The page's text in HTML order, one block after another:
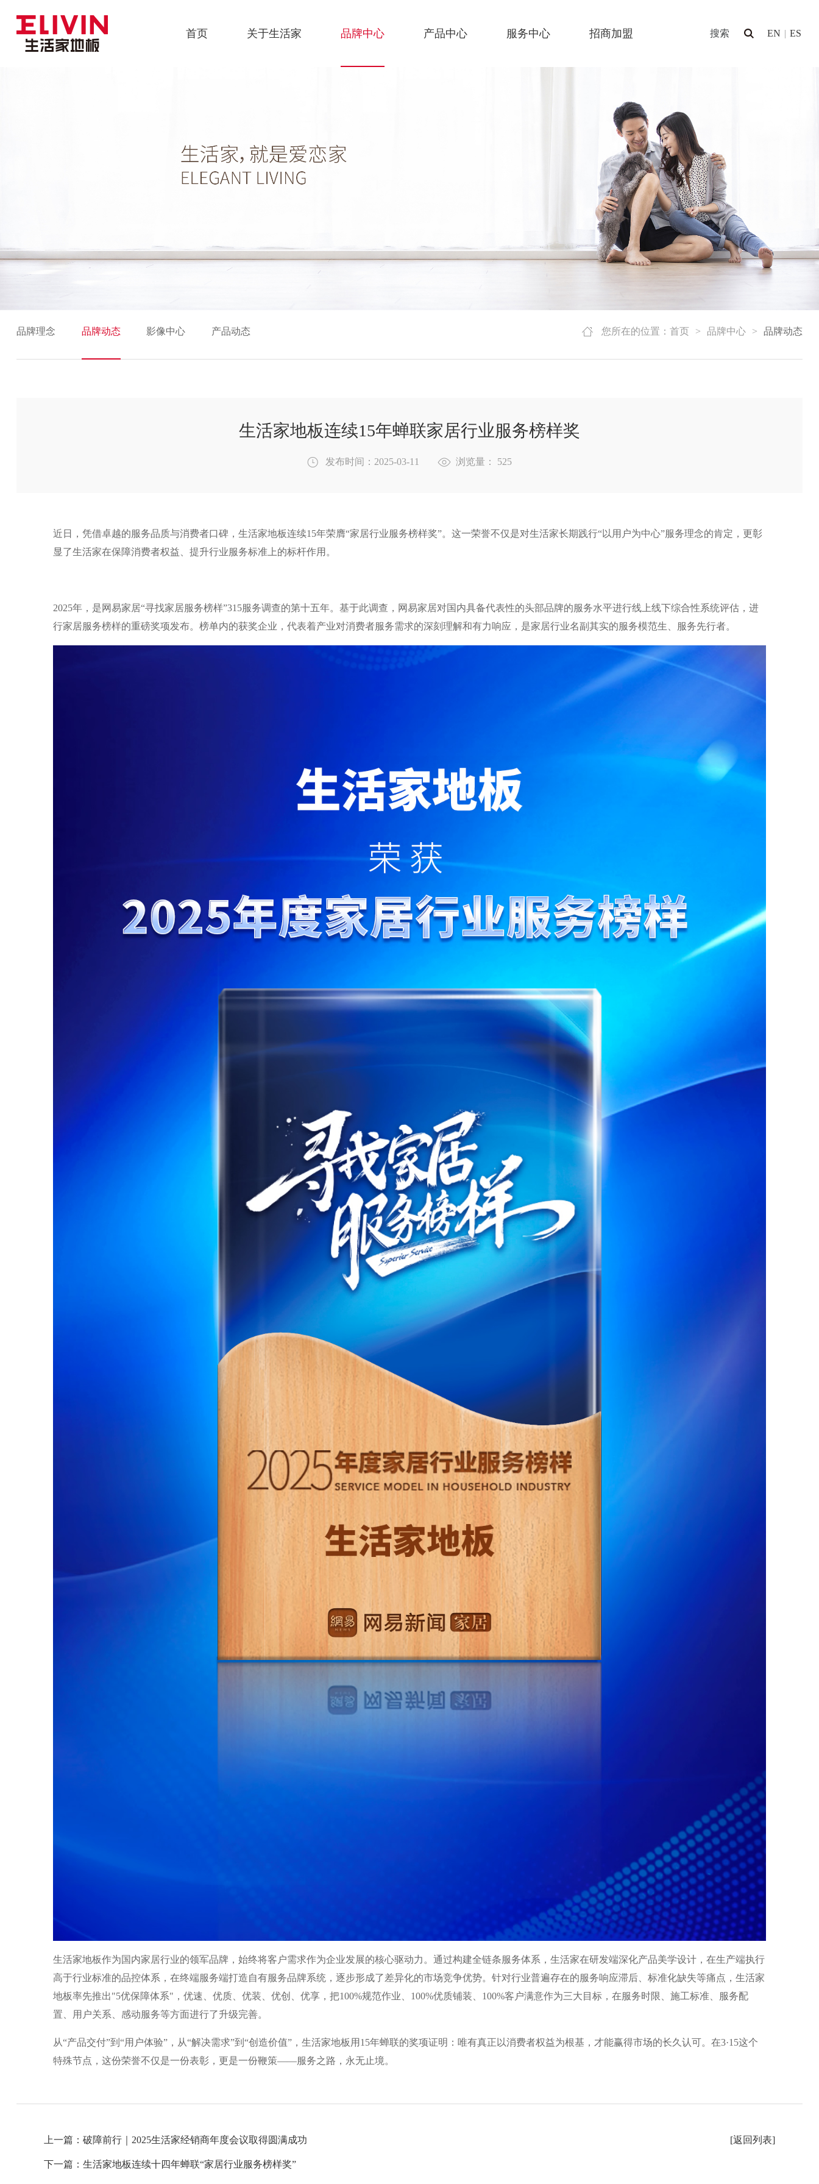
EN | ES
首页 关于生活家 品牌中心 产品中心 服务中心 招商加盟
您所在的位置：首页 > 品牌中心 > 品牌动态
品牌理念 品牌动态 影像中心 产品动态
生活家地板连续15年蝉联家居行业服务榜样奖
发布时间：2025-03-11 浏览量： 525
近日，凭借卓越的服务品质与消费者口碑，生活家地板连续15年荣膺“家居行业服务榜样奖”。这一荣誉不仅是对生活家长期践行“以用户为中心”服务理念的肯定，更彰
显了生活家在保障消费者权益、提升行业服务标准上的标杆作用。
2025年，是网易家居“寻找家居服务榜样”315服务调查的第十五年。基于此调查，网易家居对国内具备代表性的头部品牌的服务水平进行线上线下综合性系统评估，进
行家居服务榜样的重磅奖项发布。榜单内的获奖企业，代表着产业对消费者服务需求的深刻理解和有力响应，是家居行业名副其实的服务模范生、服务先行者。
生活家地板作为国内家居行业的领军品牌，始终将客户需求作为企业发展的核心驱动力。通过构建全链条服务体系，生活家在研发端深化产品美学设计，在生产端执行
高于行业标准的品控体系，在终端服务端打造自有服务品牌系统，逐步形成了差异化的市场竞争优势。针对行业普遍存在的服务响应滞后、标准化缺失等痛点，生活家
地板率先推出"5优保障体系"，优速、优质、优装、优创、优享，把100%规范作业、100%优质铺装、100%客户满意作为三大目标，在服务时限、施工标准、服务配
置、用户关系、感动服务等方面进行了升级完善。
从“产品交付”到“用户体验”，从“解决需求”到“创造价值”，生活家地板用15年蝉联的奖项证明：唯有真正以消费者权益为根基，才能赢得市场的长久认可。在3·15这个
特殊节点，这份荣誉不仅是一份表彰，更是一份鞭策——服务之路，永无止境。
[返回列表]
上一篇：破障前行｜2025生活家经销商年度会议取得圆满成功
下一篇：生活家地板连续十四年蝉联“家居行业服务榜样奖”